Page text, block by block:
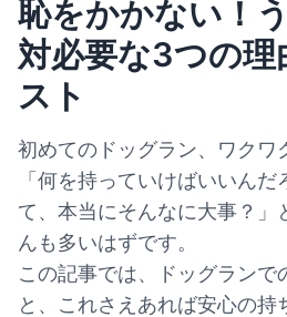
恥をかかない！
対必要な3つの理
スト
初めてのドッグラン、ワクワ
「何を持っていけばいいん
て、本当にそんなに大事？」
んも多いはずです。
この記事では、ドッグランで
と、これさえあれば安心の持